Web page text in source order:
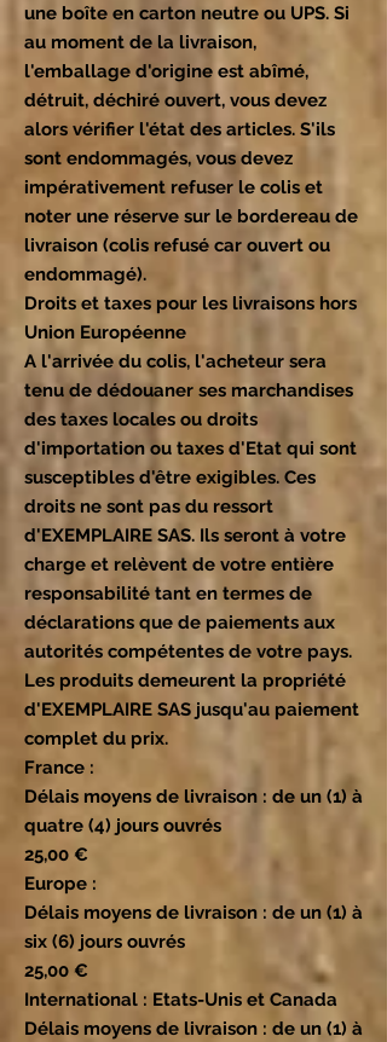
une boîte en carton neutre ou UPS. Si
au moment de la livraison,
l'emballage d'origine est abîmé,
détruit, déchiré ouvert, vous devez
alors vérifier l'état des articles. S'ils
sont endommagés, vous devez
impérativement refuser le colis et
noter une réserve sur le bordereau de
livraison (colis refusé car ouvert ou
endommagé).
Droits et taxes pour les livraisons hors
Union Européenne
A l'arrivée du colis, l'acheteur sera
tenu de dédouaner ses marchandises
des taxes locales ou droits
d'importation ou taxes d'Etat qui sont
susceptibles d'être exigibles. Ces
droits ne sont pas du ressort
d'EXEMPLAIRE SAS. Ils seront à votre
charge et relèvent de votre entière
responsabilité tant en termes de
déclarations que de paiements aux
autorités compétentes de votre pays.
Les produits demeurent la propriété
d'EXEMPLAIRE SAS jusqu'au paiement
complet du prix.
France :
Délais moyens de livraison : de un (1) à
quatre (4) jours ouvrés
25,00 €
Europe :
Délais moyens de livraison : de un (1) à
six (6) jours ouvrés
25,00 €
International : Etats-Unis et Canada
Délais moyens de livraison : de un (1) à